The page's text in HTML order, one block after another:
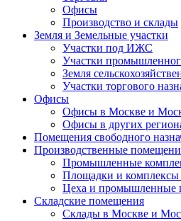
Офисы
Производство и склады
Земля и Земельные участки
Участки под ИЖС
Участки
Земля
Участки торгового
Офисы
Офисы в Москве и
Офисы в других
Помещения свободного
Производственные
Промышленные
Площадки и
Цеха и промышленные
Складские помещения
Склады в Москве и